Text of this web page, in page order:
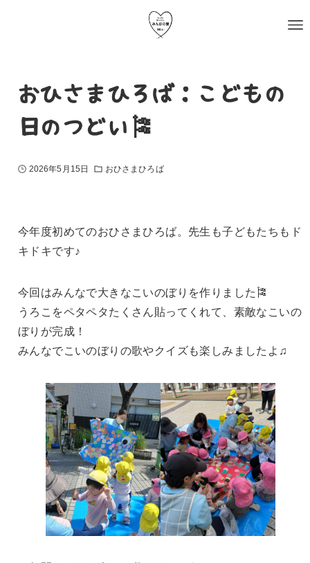
おひさまひろば：こどもの
日のつどい🎏
2026年5月15日 おひさまひろば
今年度初めてのおひさまひろば。先生も子どもたちもド
キドキです♪
今回はみんなで大きなこいのぼりを作りました🎏
うろこをペタペタたくさん貼ってくれて、素敵なこいの
ぼりが完成！
みんなでこいのぼりの歌やクイズも楽しみましたよ♫